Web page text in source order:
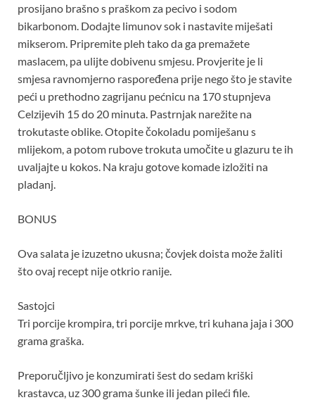
prosijano brašno s praškom za pecivo i sodom
bikarbonom. Dodajte limunov sok i nastavite miješati
mikserom. Pripremite pleh tako da ga premažete
maslacem, pa ulijte dobivenu smjesu. Provjerite je li
smjesa ravnomjerno raspoređena prije nego što je stavite
peći u prethodno zagrijanu pećnicu na 170 stupnjeva
Celzijevih 15 do 20 minuta. Pastrnjak narežite na
trokutaste oblike. Otopite čokoladu pomiješanu s
mlijekom, a potom rubove trokuta umočite u glazuru te ih
uvaljajte u kokos. Na kraju gotove komade izložiti na
pladanj.
BONUS
Ova salata je izuzetno ukusna; čovjek doista može žaliti
što ovaj recept nije otkrio ranije.
Sastojci
Tri porcije krompira, tri porcije mrkve, tri kuhana jaja i 300
grama graška.
Preporučljivo je konzumirati šest do sedam kriški
krastavca, uz 300 grama šunke ili jedan pileći file.